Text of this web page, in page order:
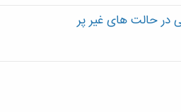
در حالت های غیر پر